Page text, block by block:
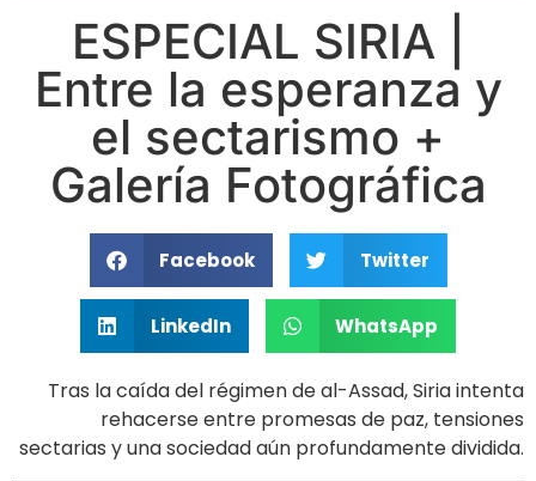
ESPECIAL SIRIA |
Entre la esperanza y
el sectarismo +
Galería Fotográfica
Facebook Twitter
LinkedIn WhatsApp
Tras la caída del régimen de al-Assad, Siria intenta
rehacerse entre promesas de paz, tensiones
sectarias y una sociedad aún profundamente dividida.